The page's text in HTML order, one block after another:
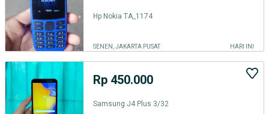
Hp Nokia TA_1174
SENEN, JAKARTA PUSAT HARI INI
Rp 450.000
Samsung J4 Plus 3/32